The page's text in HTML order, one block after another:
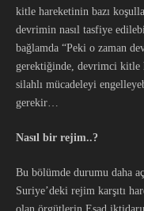
kitle hareketinin bazı
devrimin nasıl tasfiye
bağlamda “Peki o zaman
gerektiğinde, devrimci kitle
silahlı mücadeleyi
gerekir…
Nasıl bir rejim..?
Bu bölümde durumu daha
Suriye’deki rejim karşıtı